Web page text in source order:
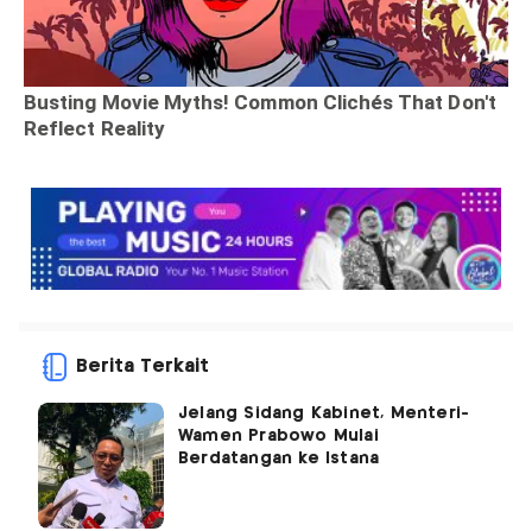
Berita Terkait
Jelang Sidang Kabinet, Menteri-
Wamen Prabowo Mulai
Berdatangan ke Istana